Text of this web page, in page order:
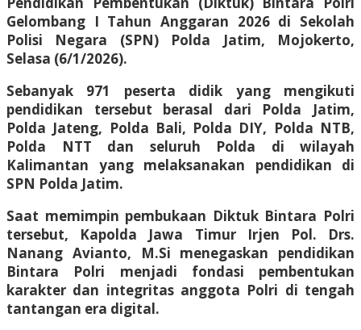
Gelombang I Tahun Anggaran 2026 di Sekolah
Polisi Negara (SPN) Polda Jatim, Mojokerto,
Selasa (6/1/2026).
Sebanyak 971 peserta didik yang mengikuti
pendidikan tersebut berasal dari Polda Jatim,
Polda Jateng, Polda Bali, Polda DIY, Polda NTB,
Polda NTT dan seluruh Polda di wilayah
Kalimantan yang melaksanakan pendidikan di
SPN Polda Jatim.
Saat memimpin pembukaan Diktuk Bintara Polri
tersebut, Kapolda Jawa Timur Irjen Pol. Drs.
Nanang Avianto, M.Si menegaskan pendidikan
Bintara Polri menjadi fondasi pembentukan
karakter dan integritas anggota Polri di tengah
tantangan era digital.